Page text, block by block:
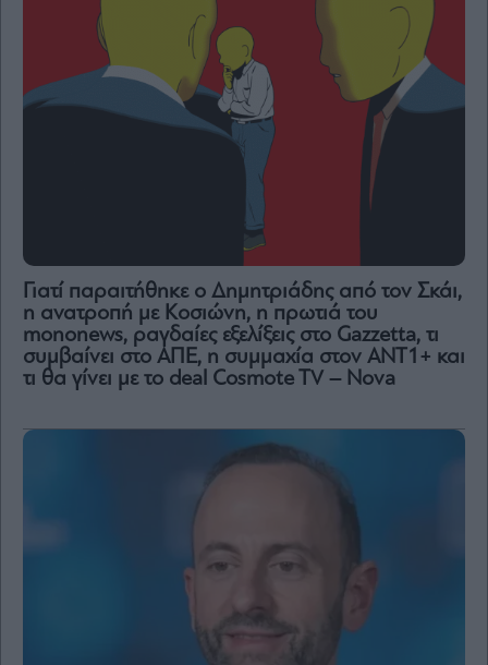
Γιατί παραιτήθηκε ο Δημητριάδης από τον Σκάι,
η ανατροπή με Κοσιώνη, η πρωτιά του
mononews, ραγδαίες εξελίξεις στο Gazzetta, τι
συμβαίνει στο ΑΠΕ, η συμμαχία στον ΑΝΤ1+ και
τι θα γίνει με το deal Cosmote TV – Nova